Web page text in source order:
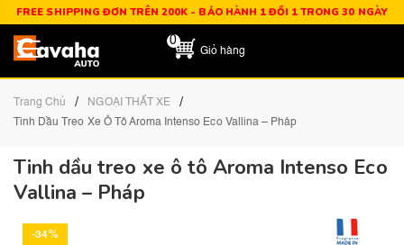
FREE SHIPPING ĐƠN TRÊN 200K - BẢO HÀNH 1 ĐỔI 1 TRONG 30 NGÀY
0
Giỏ hàng
Trang Chủ / NGOẠI THẤT XE /
Tinh Dầu Treo Xe Ô Tô Aroma Intenso Eco Vallina – Pháp
Tinh dầu treo xe ô tô Aroma Intenso Eco
Vallina – Pháp
-34%